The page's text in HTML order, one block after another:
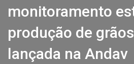
monitoramento
produção de
lançada na Andav